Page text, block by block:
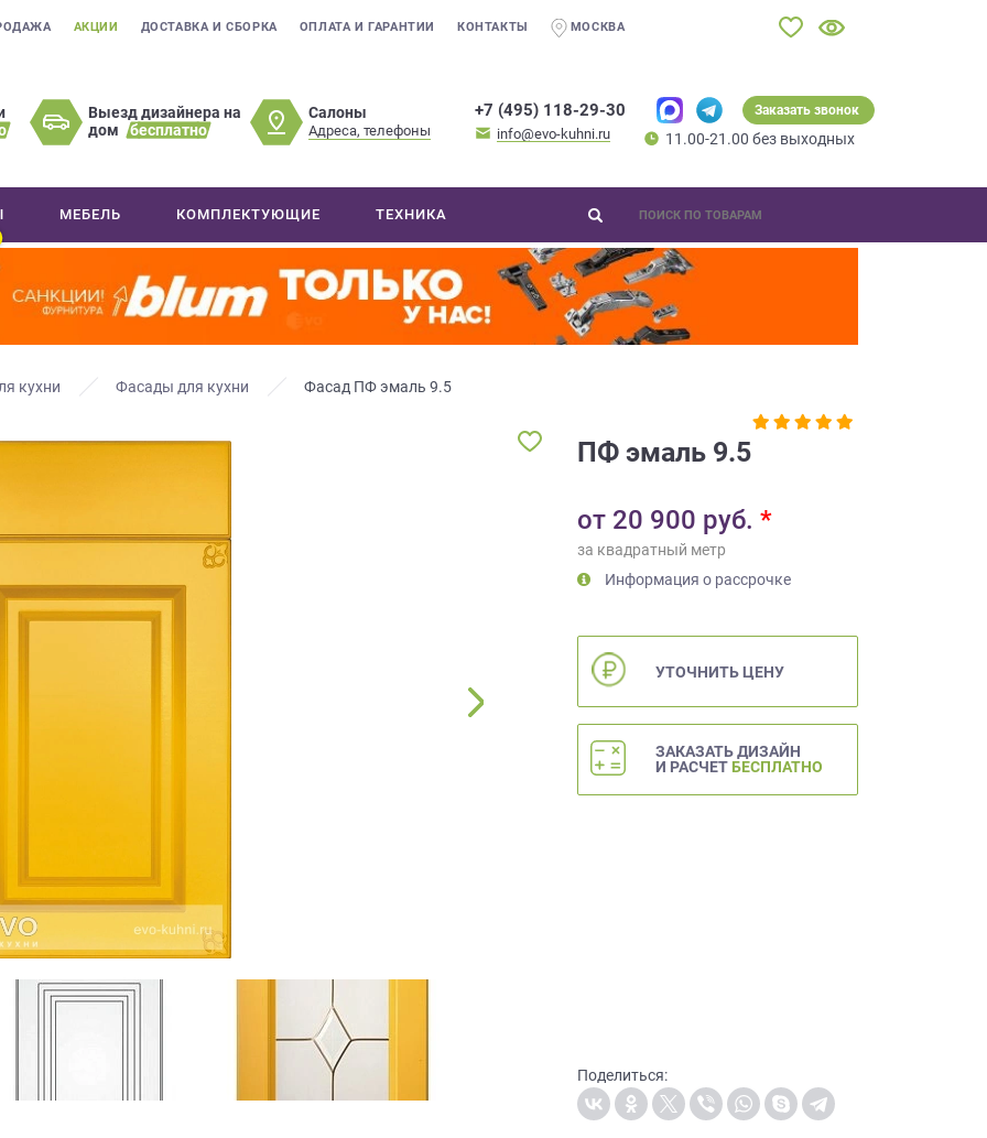
АКЦИИ ДОСТАВКА И СБОРКА ОПЛАТА И ГАРАНТИИ КОНТАКТЫ МОСКВА
Выезд дизайнера на
дом
бесплатно
Салоны
Адреса, телефоны
+7 (495) 118-29-30
info@evo-kuhni.ru
Заказать звонок
11.00-21.00 без выходных
МЕБЕЛЬ КОМПЛЕКТУЮЩИЕ ТЕХНИКА
кухни Фасады для кухни Фасад ПФ эмаль 9.5
ПФ эмаль 9.5
от 20 900 руб. *
за квадратный метр
Информация о рассрочке
УТОЧНИТЬ ЦЕНУ
ЗАКАЗАТЬ ДИЗАЙН
И РАСЧЕТ БЕСПЛАТНО
Поделиться: